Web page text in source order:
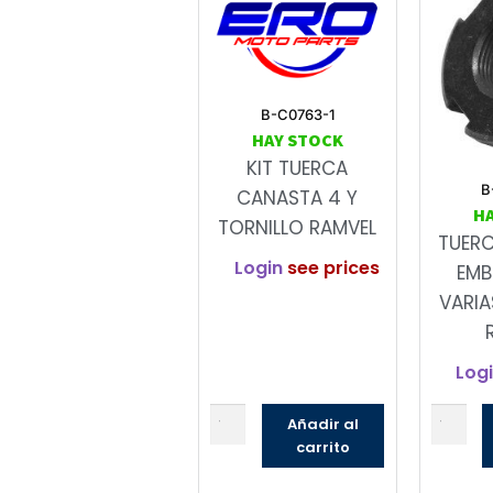
B-C0763-1
HAY STOCK
KIT TUERCA
CANASTA 4 Y
TORNILLO RAMVEL
Login see prices
Añadir al
carrito